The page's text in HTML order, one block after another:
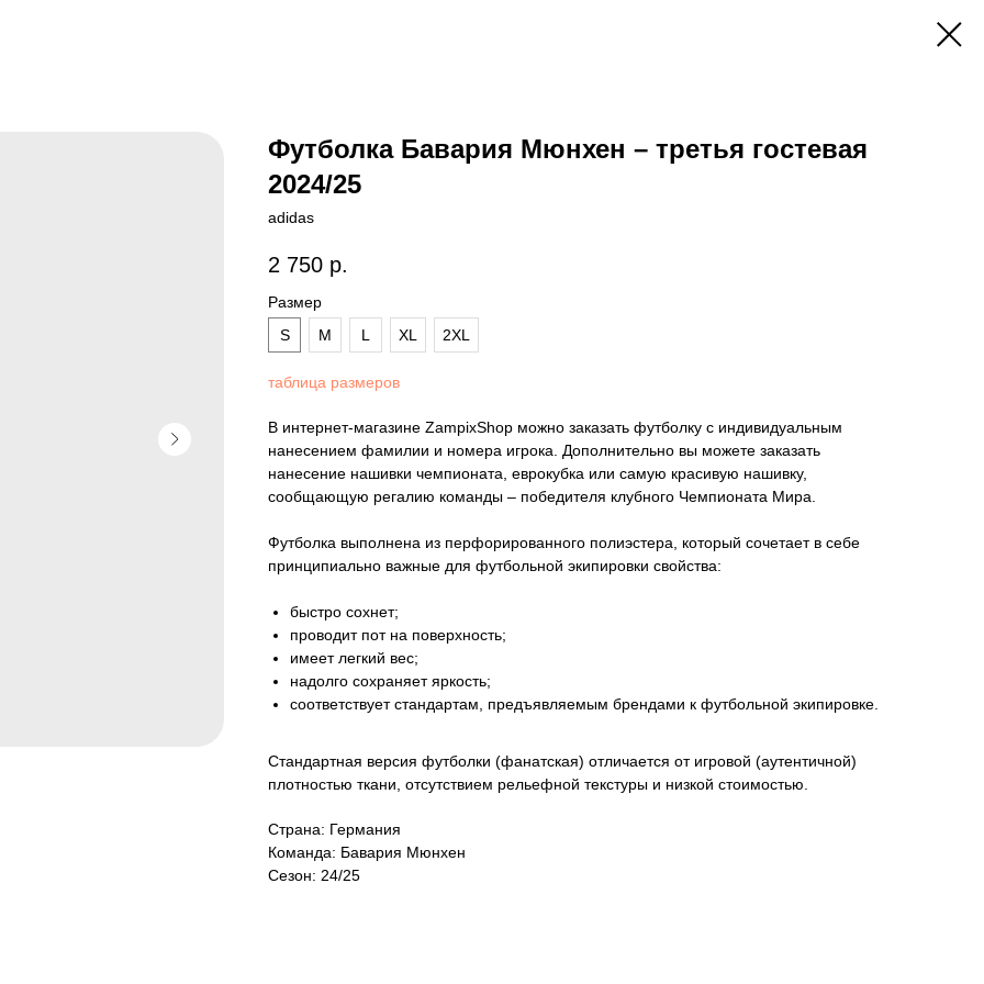
Футболка Бавария Мюнхен – третья гостевая
2024/25
adidas
2 750 р.
Размер
S
M L XL 2XL
таблица размеров
В интернет-магазине ZampixShop можно заказать футболку с индивидуальным
нанесением фамилии и номера игрока. Дополнительно вы можете заказать
нанесение нашивки чемпионата, еврокубка или самую красивую нашивку,
сообщающую регалию команды – победителя клубного Чемпионата Мира.
Футболка выполнена из перфорированного полиэстера, который сочетает в себе
принципиально важные для футбольной экипировки свойства:
быстро сохнет;
проводит пот на поверхность;
имеет легкий вес;
надолго сохраняет яркость;
соответствует стандартам, предъявляемым брендами к футбольной экипировке.
Стандартная версия футболки (фанатская) отличается от игровой (аутентичной)
плотностью ткани, отсутствием рельефной текстуры и низкой стоимостью.
Страна: Германия
Команда: Бавария Мюнхен
Сезон: 24/25